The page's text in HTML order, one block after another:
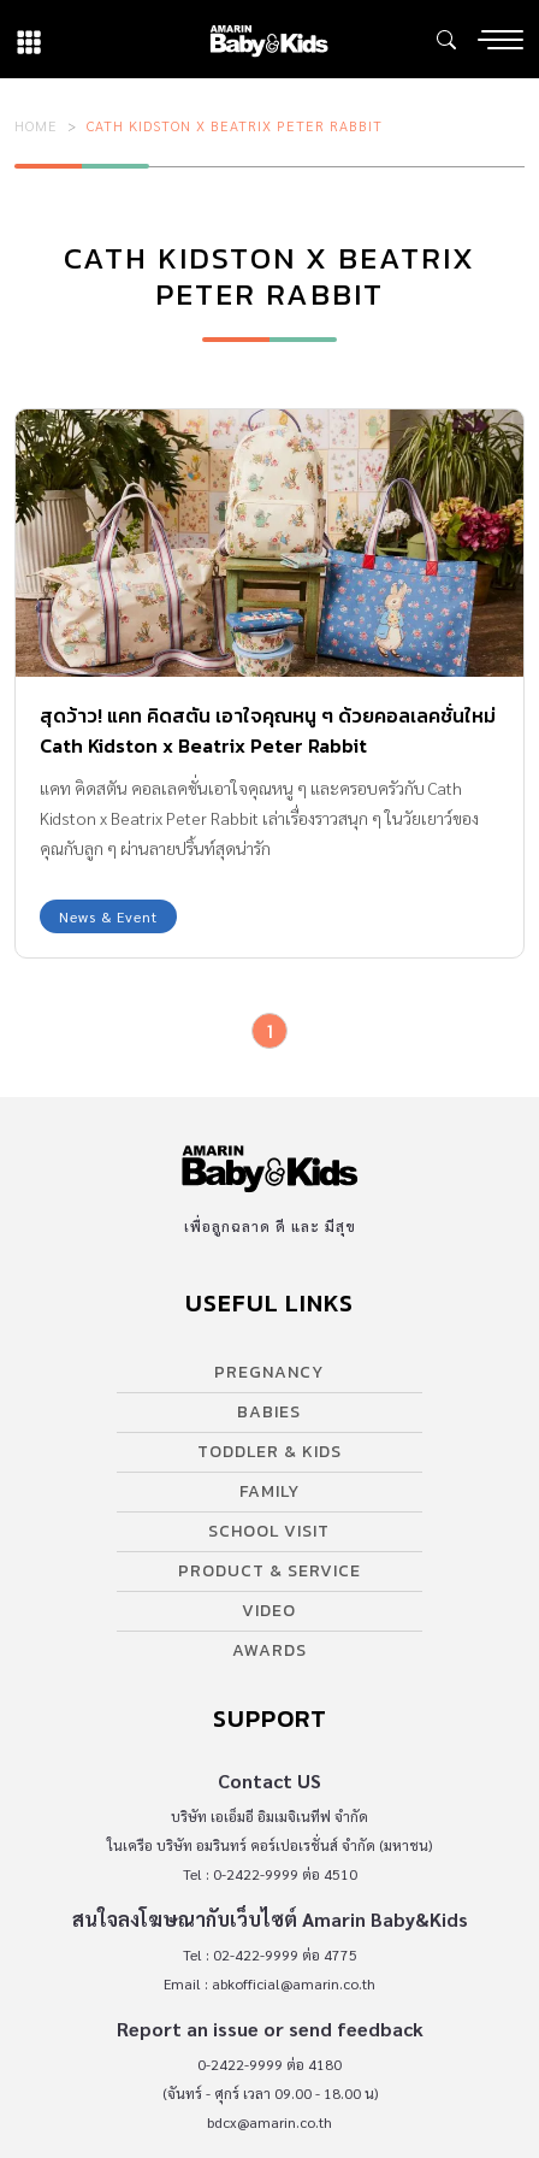
HOME CATH KIDSTON X BEATRIX PETER RABBIT
CATH KIDSTON X BEATRIX
PETER RABBIT
สุดว้าว! แคท คิดสตัน เอาใจคุณหนู ๆ ด้วยคอลเลคชั่นใหม่
Cath Kidston x Beatrix Peter Rabbit
แคท คิดสตัน คอลเลคชั่นเอาใจคุณหนู ๆ และครอบครัวกับ Cath
Kidston x Beatrix Peter Rabbit เล่าเรื่องราวสนุก ๆ ในวัยเยาว์ของ
คุณกับลูก ๆ ผ่านลายปริ้นท์สุดน่ารัก
News & Event
1
เพื่อลูกฉลาด ดี และ มีสุข
USEFUL LINKS
PREGNANCY
BABIES
TODDLER & KIDS
FAMILY
SCHOOL VISIT
PRODUCT & SERVICE
VIDEO
AWARDS
SUPPORT
Contact US
บริษัท เอเอ็มอี อิมเมจิเนทีฟ จำกัด
ในเครือ บริษัท อมรินทร์ คอร์เปอเรชั่นส์ จำกัด (มหาชน)
Tel : 0-2422-9999 ต่อ 4510
สนใจลงโฆษณากับเว็บไซต์ Amarin Baby&Kids
Tel : 02-422-9999 ต่อ 4775
Email : abkofficial@amarin.co.th
Report an issue or send feedback
0-2422-9999 ต่อ 4180
(จันทร์ - ศุกร์ เวลา 09.00 - 18.00 น)
bdcx@amarin.co.th